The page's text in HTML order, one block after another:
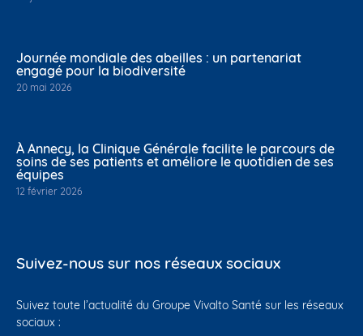
Journée mondiale des abeilles : un partenariat
engagé pour la biodiversité
20 mai 2026
À Annecy, la Clinique Générale facilite le parcours de
soins de ses patients et améliore le quotidien de ses
équipes
12 février 2026
Suivez-nous sur nos réseaux sociaux
Suivez toute l’actualité du Groupe Vivalto Santé sur les réseaux
sociaux :